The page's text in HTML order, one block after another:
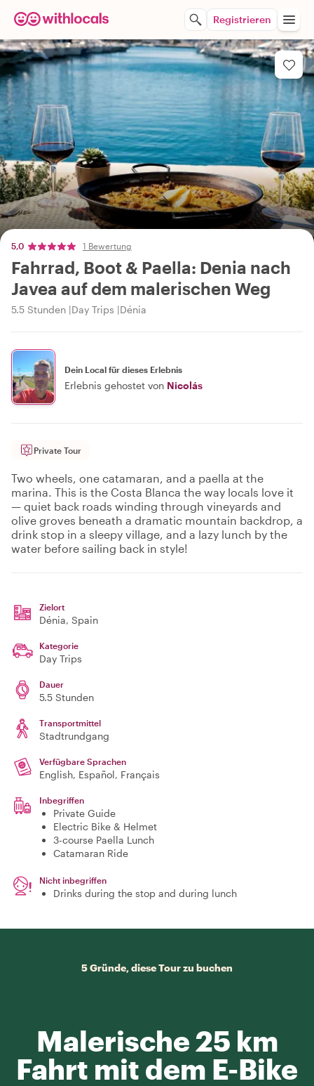
Registrieren
5,0 1 Bewertung
Fahrrad, Boot & Paella: Denia nach
Javea auf dem malerischen Weg
5.5 Stunden Day Trips Dénia
Dein Local für dieses Erlebnis
Erlebnis gehostet von Nicolás
Private Tour
Two wheels, one catamaran, and a paella at the
marina. This is the Costa Blanca the way locals love it
— quiet back roads winding through vineyards and
olive groves beneath a dramatic mountain backdrop, a
drink stop in a sleepy village, and a lazy lunch by the
water before sailing back in style!
Zielort
Dénia, Spain
Kategorie
Day Trips
Dauer
5.5 Stunden
Transportmittel
Stadtrundgang
Verfügbare Sprachen
English, Español, Français
Inbegriffen
Private Guide
Electric Bike & Helmet
3-course Paella Lunch
Catamaran Ride
Nicht inbegriffen
Drinks during the stop and during lunch
5 Gründe, diese Tour zu buchen
Malerische 25 km
Fahrt mit dem E-Bike